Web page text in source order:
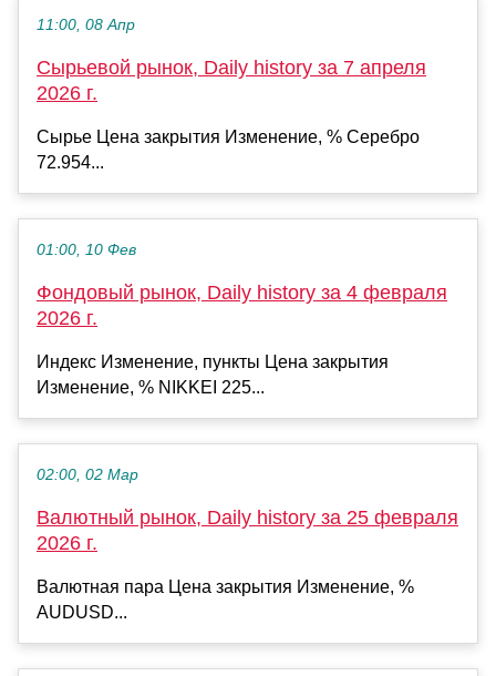
11:00, 08 Апр
Сырьевой рынок, Daily history за 7 апреля
2026 г.
Сырье Цена закрытия Изменение, % Серебро
72.954...
01:00, 10 Фев
Фондовый рынок, Daily history за 4 февраля
2026 г.
Индекс Изменение, пункты Цена закрытия
Изменение, % NIKKEI 225...
02:00, 02 Мар
Валютный рынок, Daily history за 25 февраля
2026 г.
Валютная пара Цена закрытия Изменение, %
AUDUSD...